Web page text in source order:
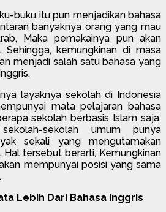
buku itu pun menjadikan bahasa
banyaknya orang yang mau
Maka pemakainya pun akan
Sehingga, kemungkinan di masa
menjadi salah satu bahasa yang
layaknya sekolah di Indonesia
mata pelajaran bahasa
sekolah berbasis Islam saja.
sekolah umum punya
sekali yang mengutamakan
Hal tersebut berarti, Kemungkinan
mempunyai posisi yang sama
Lebih Dari Bahasa Inggris